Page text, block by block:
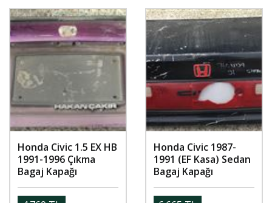
Honda Civic 1.5 EX HB
1991-1996 Çıkma
Bagaj Kapağı
Honda Civic 1987-
1991 (EF Kasa) Sedan
Bagaj Kapağı